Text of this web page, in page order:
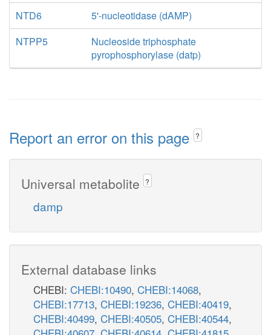
NTD6
5'-nucleotidase (dAMP)
NTPP5
Nucleoside triphosphate
pyrophosphorylase (datp)
Report an error on this page ?
Universal metabolite ?
damp
External database links
CHEBI: CHEBI:10490, CHEBI:14068,
CHEBI:17713, CHEBI:19236, CHEBI:40419,
CHEBI:40499, CHEBI:40505, CHEBI:40544,